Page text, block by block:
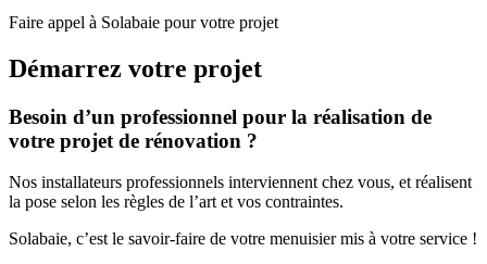
Faire appel à Solabaie pour votre projet
Démarrez votre projet
Besoin d’un professionnel pour la réalisation de
votre projet de rénovation ?
Nos installateurs professionnels interviennent chez vous, et réalisent
la pose selon les règles de l’art et vos contraintes.
Solabaie, c’est le savoir-faire de votre menuisier mis à votre service !